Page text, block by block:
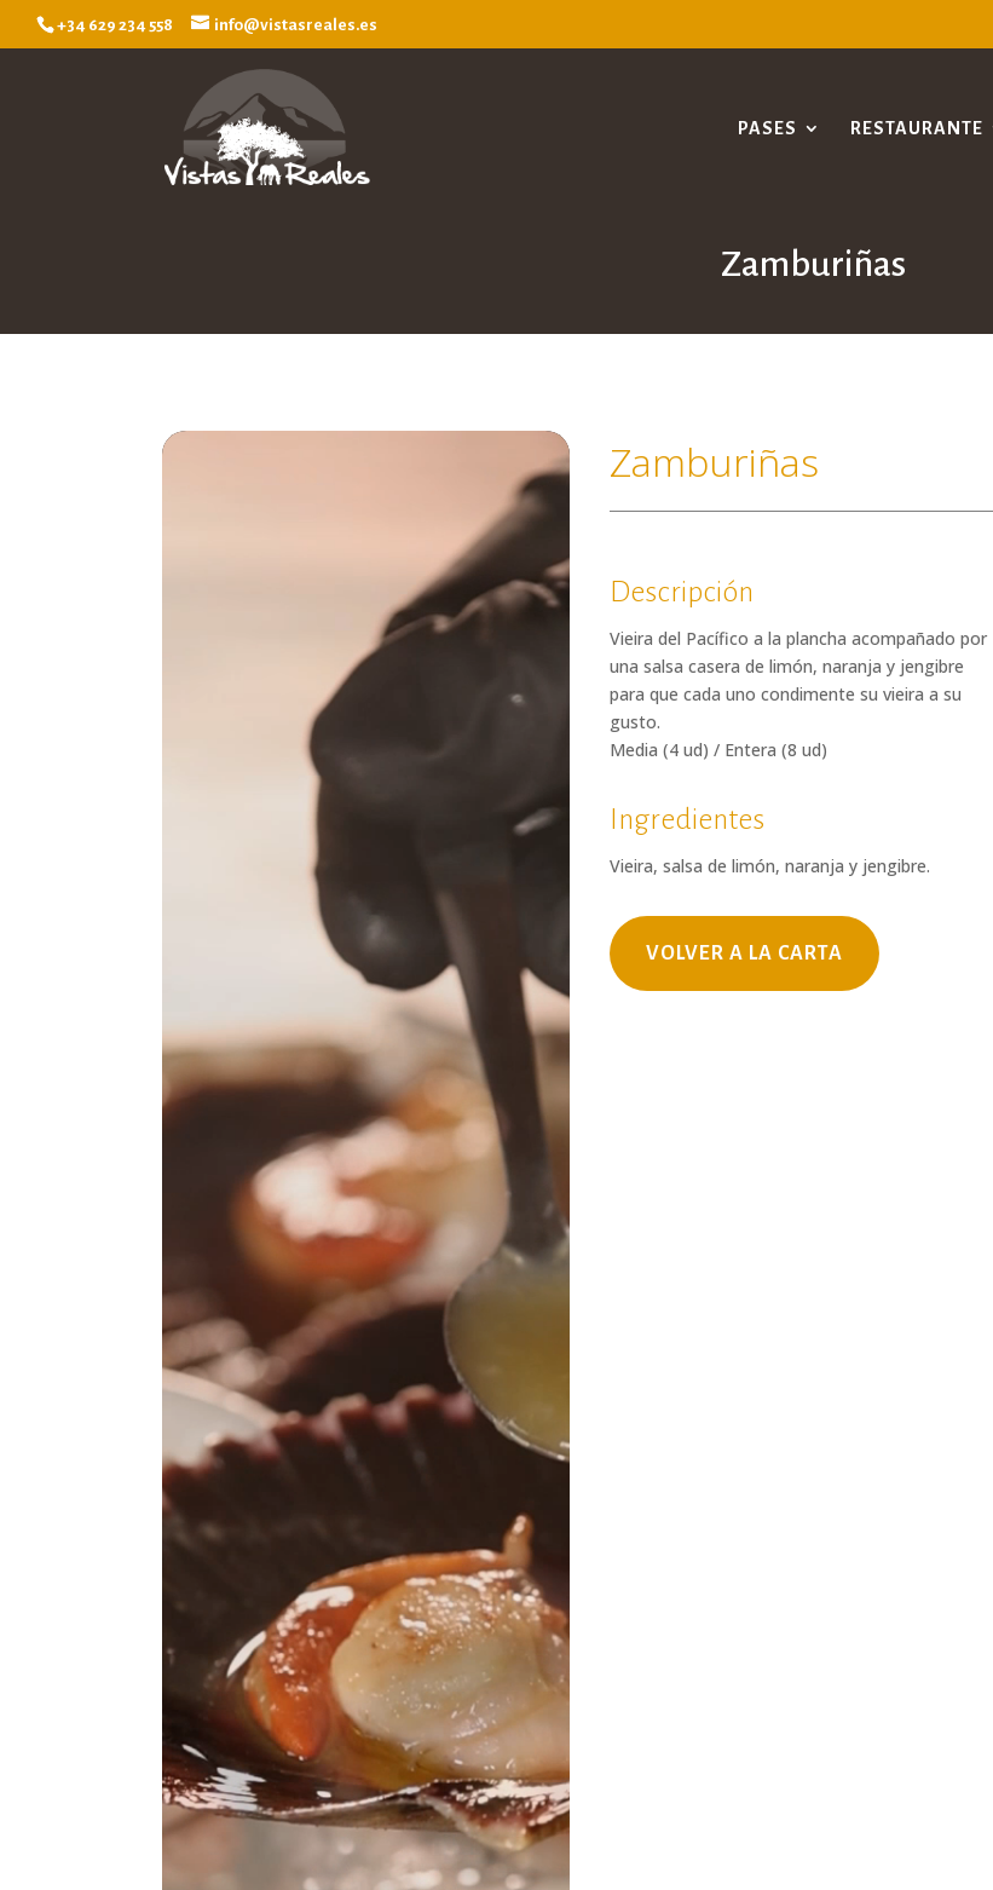
+34 629 234 558 info@vistasreales.es
PASES RESTAURANTE
Zamburiñas
Reproductor
Zamburiñas
Descripción
Vieira del Pacífico a la plancha acompañado por
una salsa casera de limón, naranja y jengibre
para que cada uno condimente su vieira a su
gusto.
Media (4 ud) / Entera (8 ud)
Ingredientes
Vieira, salsa de limón, naranja y jengibre.
VOLVER A LA CARTA